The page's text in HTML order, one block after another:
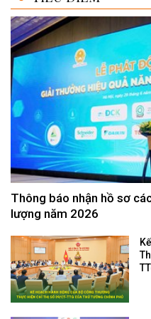
Thông báo nhận hồ sơ
lượng năm 2026